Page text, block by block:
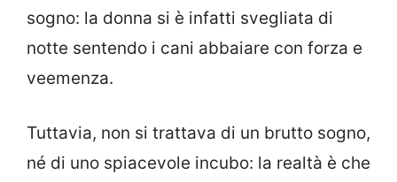
sogno: la donna si è infatti svegliata di
notte sentendo i cani abbaiare con forza e
veemenza.
Tuttavia, non si trattava di un brutto sogno,
né di uno spiacevole incubo: la realtà è che